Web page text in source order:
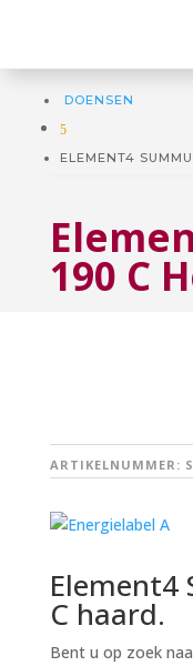
DOENSEN
5
ELEMENT4
190 C
ARTIKELNUMMER:
Element4
C haard.
Bent u op zoek